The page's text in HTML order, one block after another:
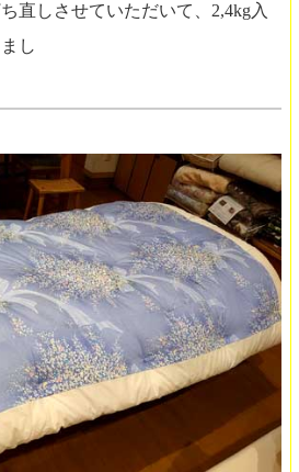
直しさせていただいて、2,4kg入
し
。